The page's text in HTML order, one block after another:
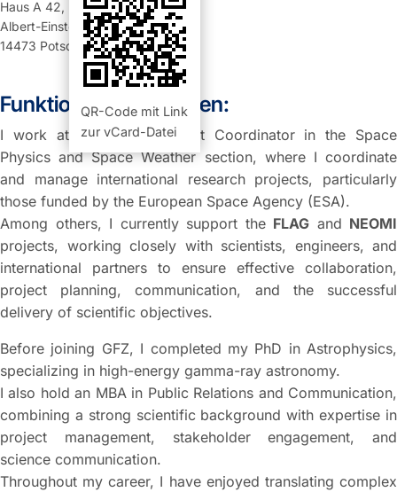
QR-Code mit Link
zur vCard-Datei
Haus A 42,
Raum 207 (Büro)
Albert-Einstein-Straße 42-46
14473 Potsdam
Funktion und Aufgaben:
I work at GFZ as a Project Coordinator in the Space
Physics and Space Weather section, where I coordinate
and manage international research projects, particularly
those funded by the European Space Agency (ESA).
Among others, I currently support the FLAG and NEOMI
projects, working closely with scientists, engineers, and
international partners to ensure effective collaboration,
project planning, communication, and the successful
delivery of scientific objectives.
Before joining GFZ, I completed my PhD in Astrophysics,
specializing in high-energy gamma-ray astronomy.
I also hold an MBA in Public Relations and Communication,
combining a strong scientific background with expertise in
project management, stakeholder engagement, and
science communication.
Throughout my career, I have enjoyed translating complex